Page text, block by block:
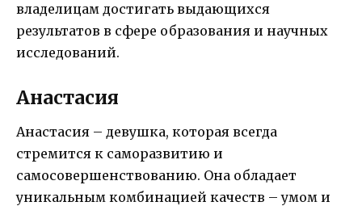
владелицам достигать выдающихся
результатов в сфере образования и научных
исследований.
Анастасия
Анастасия – девушка, которая всегда
стремится к саморазвитию и
самосовершенствованию. Она обладает
уникальным комбинацией качеств – умом и